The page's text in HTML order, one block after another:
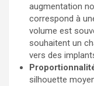
augmentation
correspond à
volume est
souhaitent un
vers des
silhouette